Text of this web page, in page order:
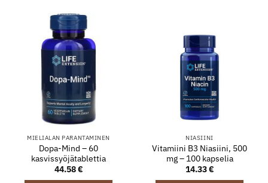
MIELIALAN PARANTAMINEN
Dopa-Mind – 60
kasvissyöjätablettia
44.58€
NIASIINI
Vitamiini B3 Niasiini, 500
mg – 100 kapselia
14.33€